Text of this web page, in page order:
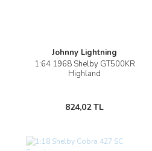
Johnny Lightning
1:64 1968 Shelby GT500KR
Highland
824,02 TL